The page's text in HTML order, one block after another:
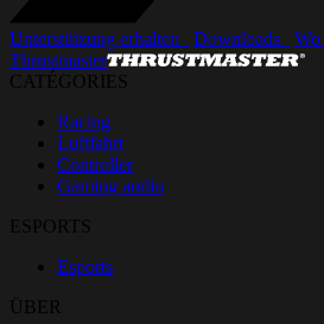
Unterstützung erhalten_ Downloads_
Wo
Thrustmaster
CATÉGORIES
Racing
Luftfahrt
Controller
Gaming audio
ESPORTS
Esports
ÜBER